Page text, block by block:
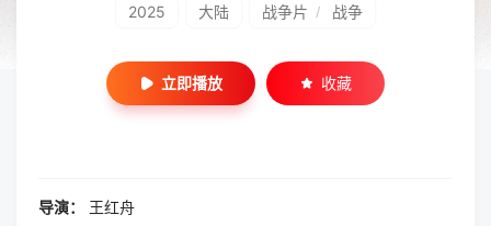
2025 大陆 战争片 / 战争
立即播放 收藏
导演：
王红舟